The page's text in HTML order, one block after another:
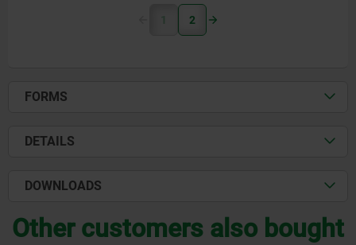
1 2
FORMS
DETAILS
DOWNLOADS
Other customers also bought